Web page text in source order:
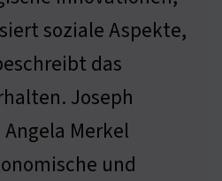
soziale Aspekte,
das
Joseph
Merkel
und